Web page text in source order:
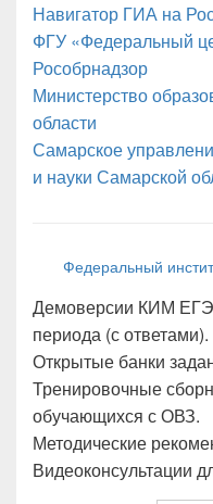
Навигатор ГИА на
ФГУ «Федеральный
Рособрнадзор
Министерство
области
Самарское
и науки Самарской
Федеральный
Демоверсии КИМ
периода (с ответами).
Открытые банки
Тренировочные
обучающихся с ОВЗ.
Методические
Видеоконсультации